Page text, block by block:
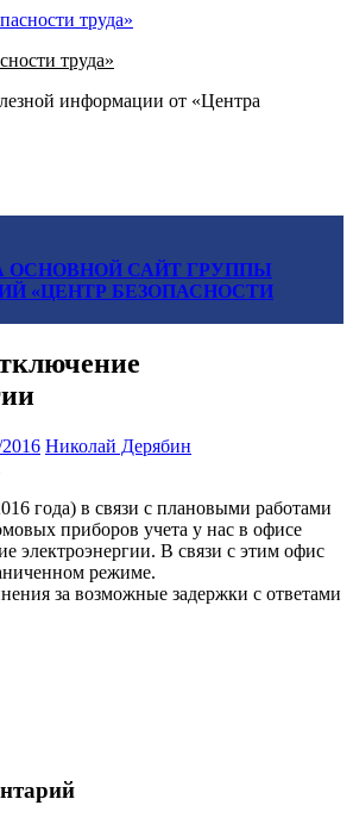
труда»
информации от «Центра
ОСНОВНОЙ САЙТ ГРУППЫ
«ЦЕНТР БЕЗОПАСНОСТИ
Николай Дерябин
года) в связи с плановыми работами
приборов учета у нас в офисе
электроэнергии. В связи с этим офис
режиме.
за возможные задержки с ответами